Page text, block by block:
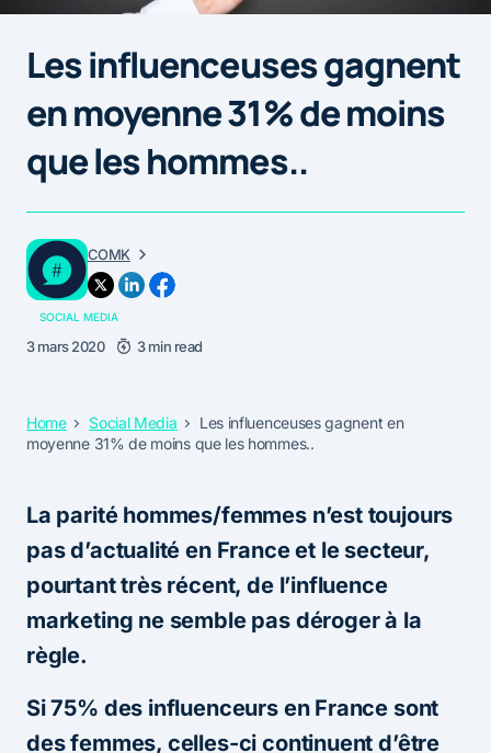
Les influenceuses gagnent
en moyenne 31% de moins
que les hommes..
COMK
SOCIAL MEDIA
3 mars 2020 3 min read
Home Social Media
Les influenceuses gagnent en
moyenne 31% de moins que les hommes..
La parité hommes/femmes n’est toujours
pas d’actualité en France et le secteur,
pourtant très récent, de l’influence
marketing ne semble pas déroger à la
règle.
Si 75% des influenceurs en France sont
des femmes, celles-ci continuent d’être